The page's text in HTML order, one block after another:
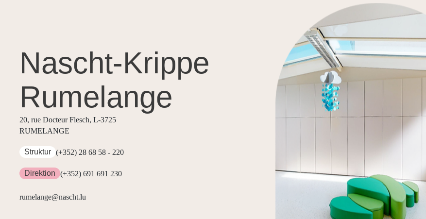
Nascht-Krippe
Rumelange
20, rue Docteur Flesch, L-3725
RUMELANGE
Struktur (+352) 28 68 58 - 220
Direktion (+352) 691 691 230
rumelange@nascht.lu